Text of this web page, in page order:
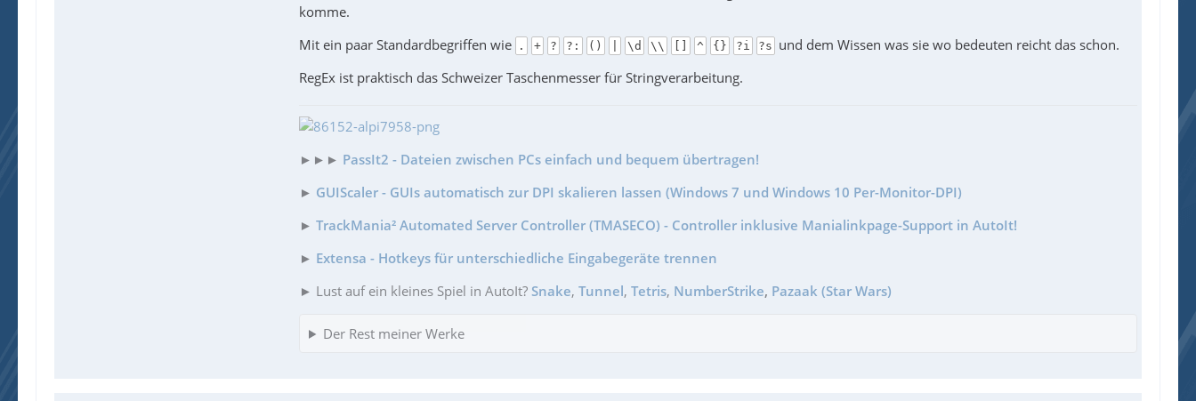
komme.
Mit ein paar Standardbegriffen wie
. + ? ?: () \d \\ ^ {} ?i ?s und dem Wissen was sie wo bedeuten reicht das schon.
RegEx ist praktisch das Schweizer Taschenmesser für Stringverarbeitung.
►►► PassIt2 - Dateien zwischen PCs einfach und bequem übertragen!
► GUIScaler - GUIs automatisch zur DPI skalieren lassen (Windows 7 und Windows 10 Per-Monitor-DPI)
► TrackMania² Automated Server Controller (TMASECO) - Controller inklusive Manialinkpage-Support in AutoIt!
► Extensa - Hotkeys für unterschiedliche Eingabegeräte trennen
► Lust auf ein kleines Spiel in AutoIt? Snake, Tunnel, Tetris, NumberStrike, Pazaak (Star Wars)
Der Rest meiner Werke